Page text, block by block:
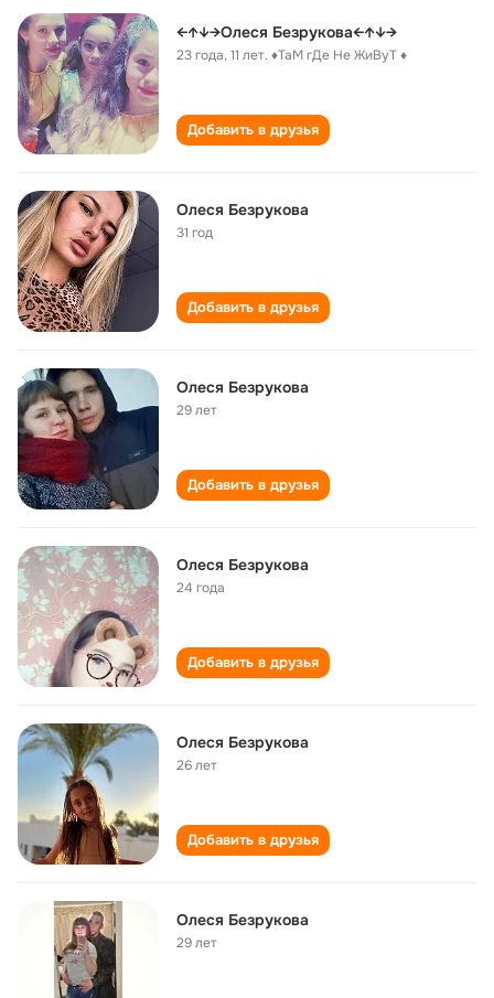
←↑↓→Олеся Безрукова←↑↓→
23 года,11 лет. ♦ТаМ гДе Не ЖиВуТ ♦
Добавить в друзья
Олеся Безрукова
31 год
Добавить в друзья
Олеся Безрукова
29 лет
Добавить в друзья
Олеся Безрукова
24 года
Добавить в друзья
Олеся Безрукова
26 лет
Добавить в друзья
Олеся Безрукова
29 лет